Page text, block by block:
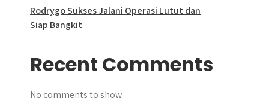
Rodrygo Sukses Jalani Operasi Lutut dan
Siap Bangkit
Recent Comments
No comments to show.